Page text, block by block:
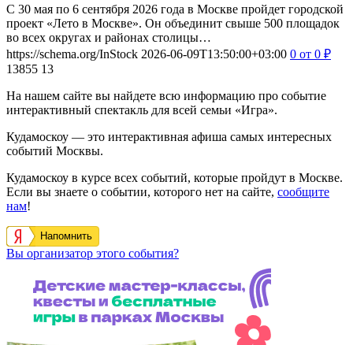
С 30 мая по 6 сентября 2026 года в Москве пройдет городской
проект «Лето в Москве». Он объединит свыше 500 площадок
во всех округах и районах столицы…
https://schema.org/InStock 2026-06-09T13:50:00+03:00 0 от 0 ₽
13855 13
На нашем сайте вы найдете всю информацию про событие
интерактивный спектакль для всей семьи «Игра».
Кудамоскоу — это интерактивная афиша самых интересных
событий Москвы.
Кудамоскоу в курсе всех событий, которые пройдут в Москве.
Если вы знаете о событии, которого нет на сайте, сообщите
нам!
Напомнить
Вы организатор этого события?